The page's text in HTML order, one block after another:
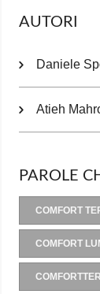
AUTORI
Daniele
Atieh
PAROLE
COMFORT
COMFORT